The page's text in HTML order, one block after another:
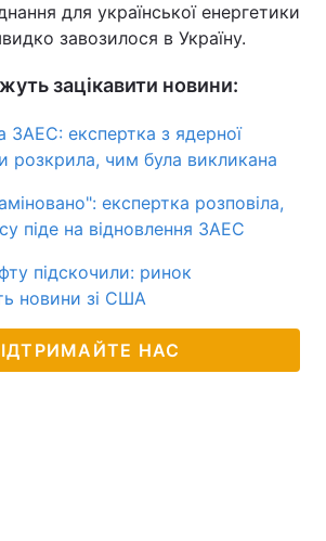
для української енергетики
завозилося в Україну.
зацікавити новини:
експертка з ядерної
розкрила, чим була викликана
експертка розповіла,
піде на відновлення ЗАЕС
підскочили: ринок
новини зі США
НАС